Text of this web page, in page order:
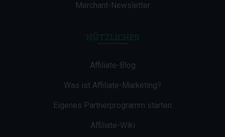
Merchant-Newsletter
Affiliate-Blog
Was ist Affiliate-Marketing?
Eigenes Partnerprogramm starten
Affiliate-Wiki